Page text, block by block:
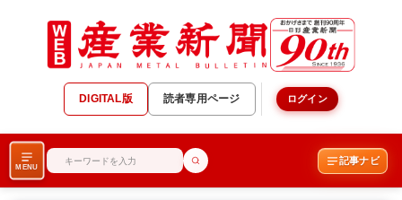
DIGITAL版 読者専用ページ ログイン
MENU
記事ナビ